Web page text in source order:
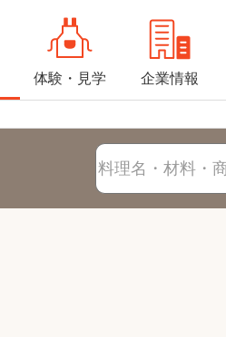
体験・見学 企業情報